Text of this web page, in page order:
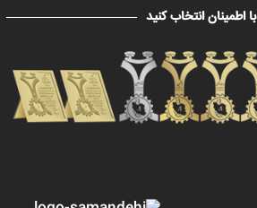
با اطمینان انتخاب کنید